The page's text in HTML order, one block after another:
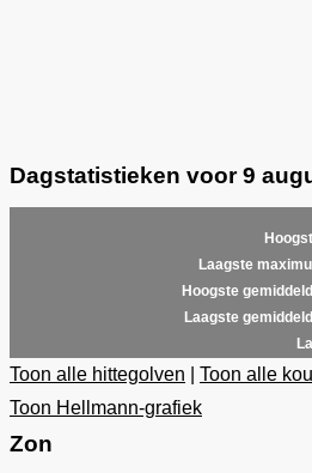
Dagstatistieken voor 9
Laagste
Hoogste
Laagste
Toon alle hittegolven
Toon alle
Toon Hellmann-grafiek
Zon